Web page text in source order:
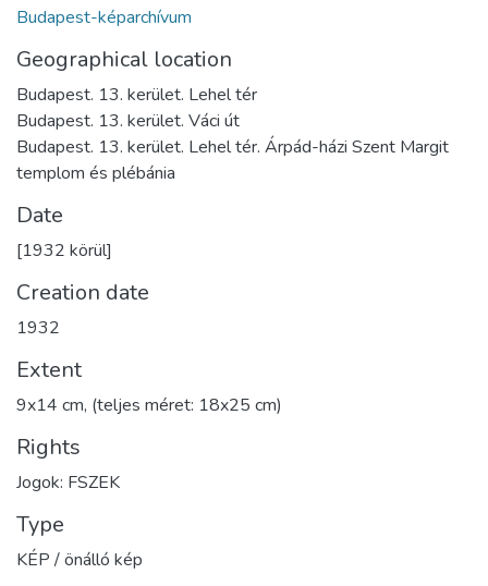
Budapest-képarchívum
Geographical location
Budapest. 13. kerület. Lehel tér
Budapest. 13. kerület. Váci út
Budapest. 13. kerület. Lehel tér. Árpád-házi Szent Margit
templom és plébánia
Date
[1932 körül]
Creation date
1932
Extent
9x14 cm, (teljes méret: 18x25 cm)
Rights
Jogok: FSZEK
Type
KÉP / önálló kép